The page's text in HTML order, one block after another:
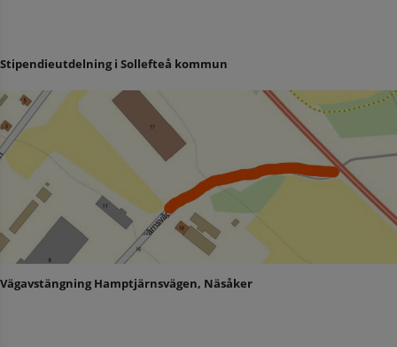
Stipendieutdelning i Sollefteå kommun
Vägavstängning Hamptjärnsvägen, Näsåker